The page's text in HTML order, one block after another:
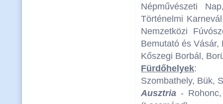
Népművészeti
Történelmi
Nemzetközi
Bemutató és
Kőszegi Borbál,
Fürdőhelyek:
Szombathely, Bük,
Ausztria -